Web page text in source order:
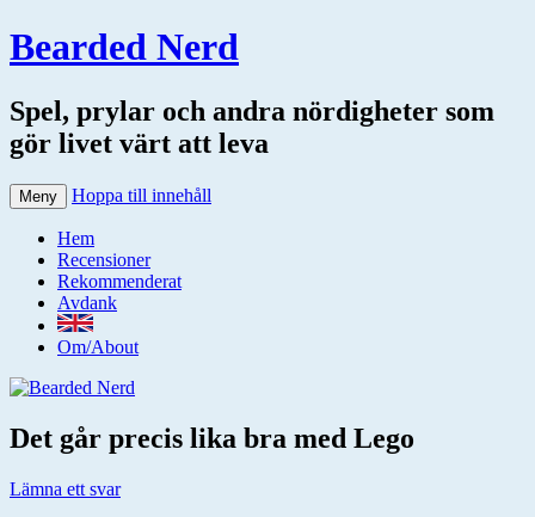
Bearded Nerd
Spel, prylar och andra nördigheter som
gör livet värt att leva
Meny Hoppa till innehåll
Hem
Recensioner
Rekommenderat
Avdank
Om/About
Det går precis lika bra med Lego
Lämna ett svar